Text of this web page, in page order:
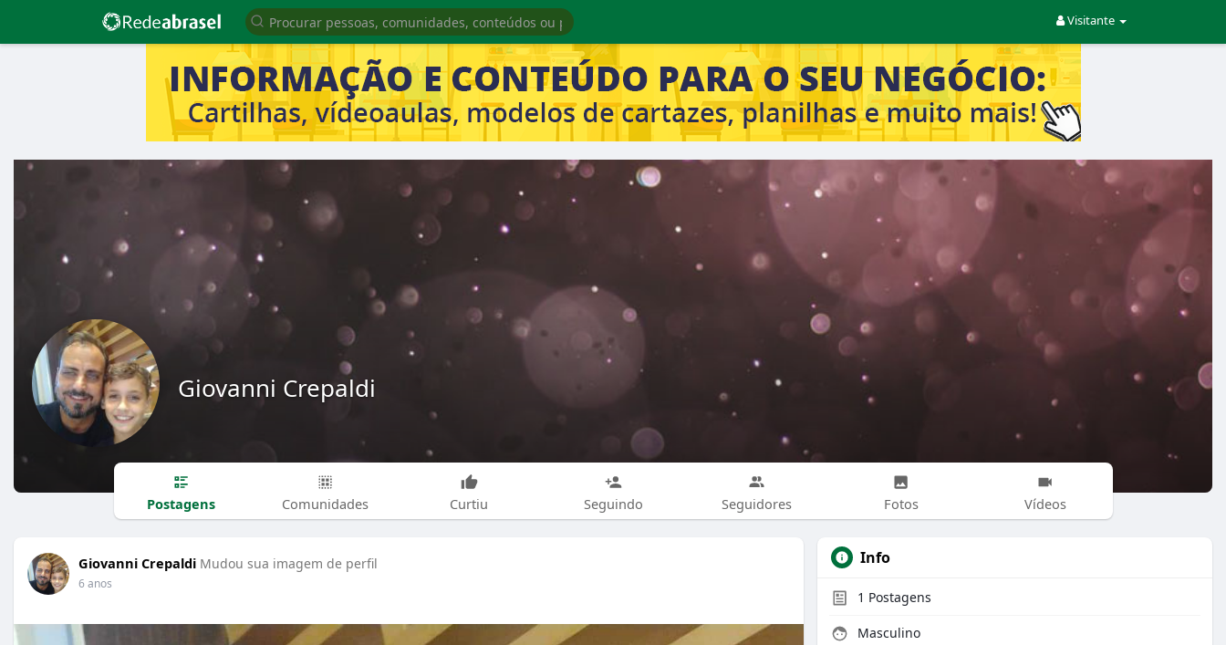
Visitante
Giovanni Crepaldi
Postagens Comunidades Curtiu Seguindo Seguidores Fotos Vídeos
Giovanni Crepaldi Mudou sua imagem de perfil
6 anos
Info
1 Postagens
Masculino